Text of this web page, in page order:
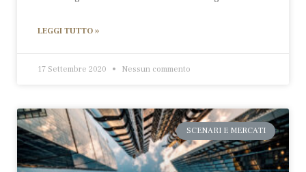
LEGGI TUTTO »
17 Settembre 2020 Nessun commento
SCENARI E MERCATI